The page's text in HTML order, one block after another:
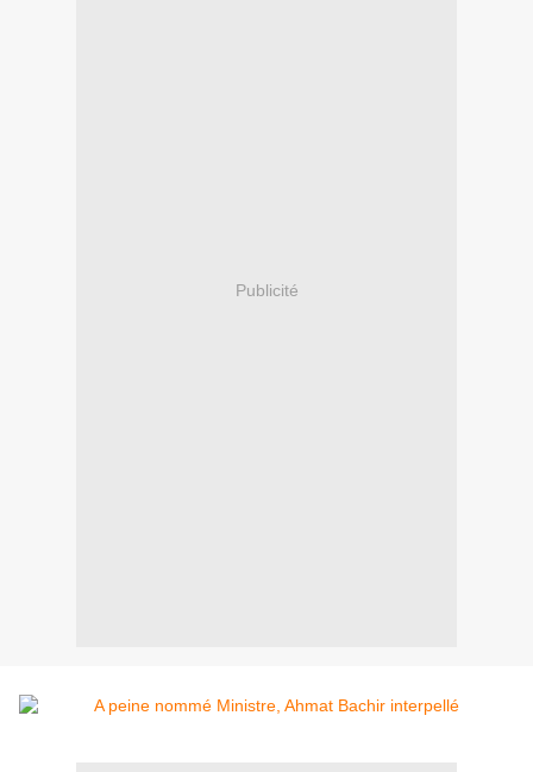
Publicité